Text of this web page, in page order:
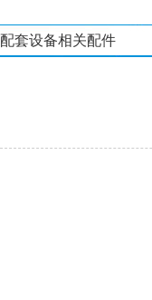
配套设备相关配件